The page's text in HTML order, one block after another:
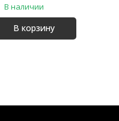
В наличии
В корзину